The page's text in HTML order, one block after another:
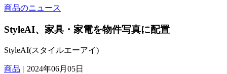
商品のニュース
StyleAI、家具・家電を物件写真に配置
StyleAI(スタイルエーアイ)
商品 | 2024年06月05日